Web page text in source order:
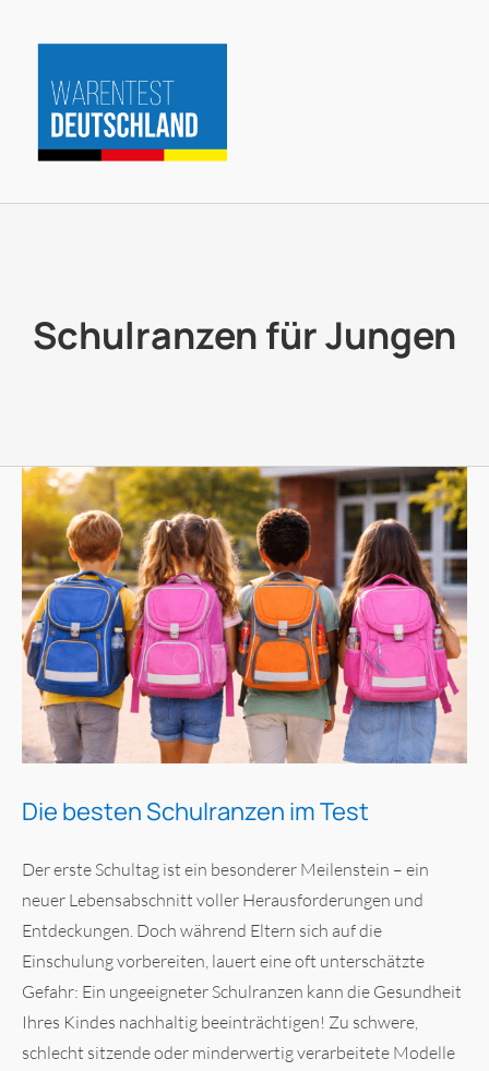
Inhalt
springen
Schulranzen für Jungen
Die besten Schulranzen im Test
Der erste Schultag ist ein besonderer Meilenstein – ein
neuer Lebensabschnitt voller Herausforderungen und
Entdeckungen. Doch während Eltern sich auf die
Einschulung vorbereiten, lauert eine oft unterschätzte
Gefahr: Ein ungeeigneter Schulranzen kann die Gesundheit
Ihres Kindes nachhaltig beeinträchtigen! Zu schwere,
schlecht sitzende oder minderwertig verarbeitete Modelle